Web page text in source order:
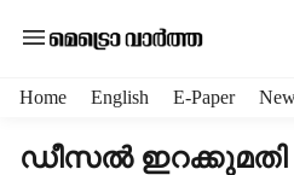
Home English E-Paper
ഡീസൽ